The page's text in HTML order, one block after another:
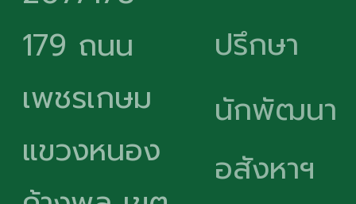
179 ถนน
เพชรเกษม
แขวงหนอง
ปรึกษา
นักพัฒนา
อสังหาฯ